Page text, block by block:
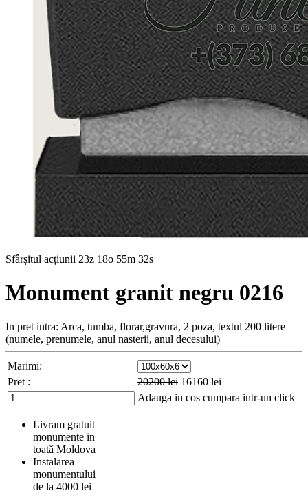
Sfârșitul acțiunii 23z 18o 55m 31s
Monument granit negru 0216
In pret intra: Arca, tumba, florar,gravura, 2 poza, textul 200 litere
(numele, prenumele, anul nasterii, anul decesului)
Marimi:
Pret :
20200lei 16160 lei
Adauga in cos cumpara intr-un click
Livram gratuit
monumente in
toată Moldova
Instalarea
monumentului
de la 4000 lei